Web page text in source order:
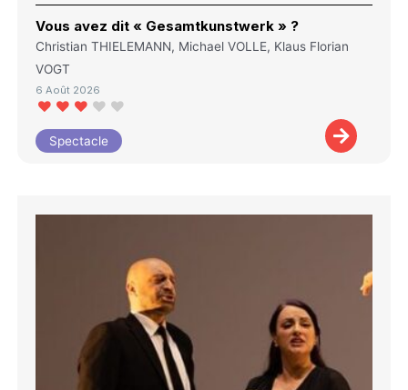
Vous avez dit « Gesamtkunstwerk » ?
Christian THIELEMANN, Michael VOLLE, Klaus Florian
VOGT
6 Août 2026
Spectacle